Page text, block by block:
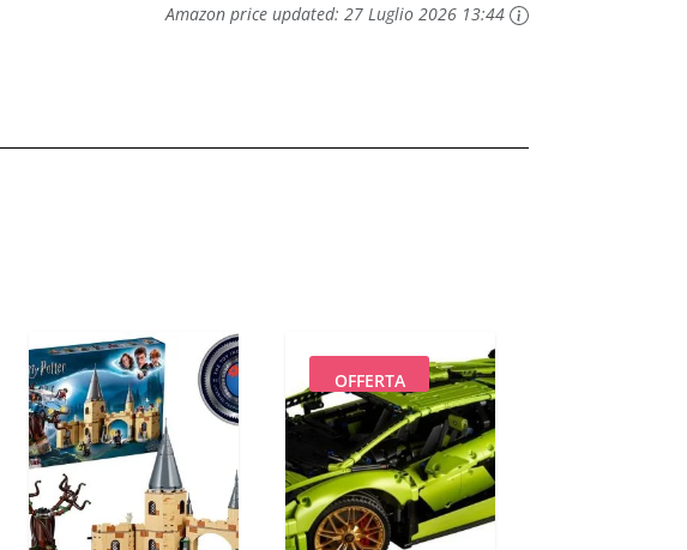
Amazon price updated: 27 Luglio 2026 13:44
OFFERTA